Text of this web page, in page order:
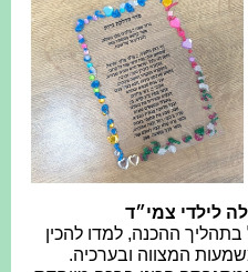
לילדי צמי״ד
ההכנה, למדו להכין
המצווה ובערכיה.